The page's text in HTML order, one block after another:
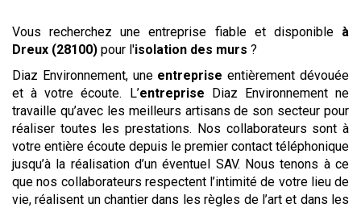
Vous recherchez une entreprise fiable et disponible à
Dreux (28100) pour l'isolation des murs ?
Diaz Environnement, une entreprise entièrement dévouée
et à votre écoute. L’entreprise Diaz Environnement ne
travaille qu’avec les meilleurs artisans de son secteur pour
réaliser toutes les prestations. Nos collaborateurs sont à
votre entière écoute depuis le premier contact téléphonique
jusqu’à la réalisation d’un éventuel SAV. Nous tenons à ce
que nos collaborateurs respectent l’intimité de votre lieu de
vie, réalisent un chantier dans les règles de l’art et dans les